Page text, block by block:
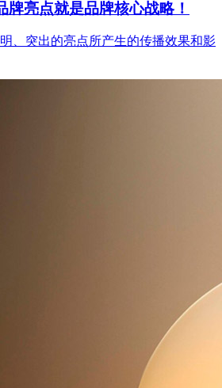
牌亮点就是品牌核心战略！
、突出的亮点所产生的传播效果和影